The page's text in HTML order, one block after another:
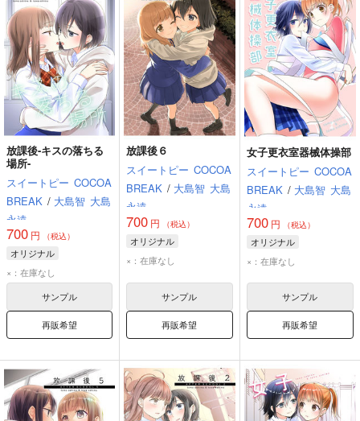
放課後-キスの落ちる
場所-
スイートピー COCOA
BREAK / 大島智 大島
永遠
700 円 （税込）
オリジナル
×：在庫なし
サンプル
再販希望
放課後６
スイートピー COCOA
BREAK / 大島智 大島
永遠
700 円 （税込）
オリジナル
×：在庫なし
サンプル
再販希望
女子更衣室器械体操部
スイートピー COCOA
BREAK / 大島智 大島
永遠
700円 （税込）
オリジナル
×：在庫なし
サンプル
再販希望